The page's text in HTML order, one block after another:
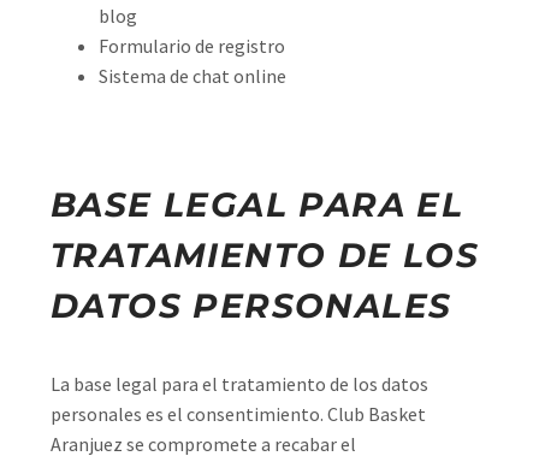
blog
Formulario de registro
Sistema de chat online
BASE LEGAL PARA EL
TRATAMIENTO DE LOS
DATOS PERSONALES
La base legal para el tratamiento de los datos
personales es el consentimiento. Club Basket
Aranjuez se compromete a recabar el